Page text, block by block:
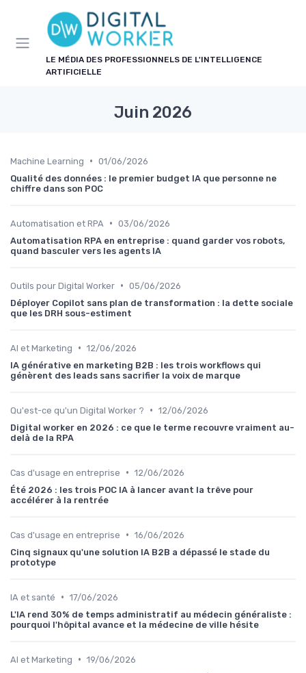
LE MÉDIA DES PROFESSIONNELS DE L'INTELLIGENCE
ARTIFICIELLE
Juin 2026
Machine Learning • 01/06/2026
Qualité des données : le premier budget IA que personne ne
chiffre dans son POC
Automatisation et RPA • 03/06/2026
Automatisation RPA en entreprise : quand garder vos robots,
quand basculer vers les agents IA
Outils pour Digital Worker • 05/06/2026
Déployer Copilot sans plan de transformation : la dette sociale
que les DRH sous-estiment
AI et Marketing • 12/06/2026
IA générative en marketing B2B : les trois workflows qui
génèrent des leads sans sacrifier la voix de marque
Qu'est-ce qu'un Digital Worker ? • 12/06/2026
Digital worker en 2026 : ce que le terme recouvre vraiment au-
delà de la RPA
Cas d'usage en entreprise • 12/06/2026
Été 2026 : les trois POC IA à lancer avant la trêve pour
accélérer à la rentrée
Cas d'usage en entreprise • 16/06/2026
Cinq signaux qu'une solution IA B2B a dépassé le stade du
prototype
IA et santé • 17/06/2026
L'IA rend 30% de temps administratif au médecin généraliste :
pourquoi l'hôpital avance et la médecine de ville hésite
AI et Marketing • 19/06/2026